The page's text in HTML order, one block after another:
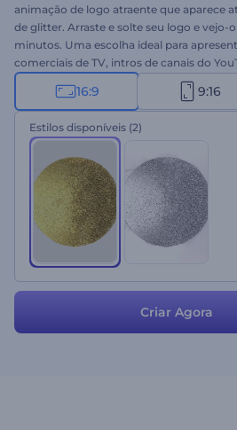
animação de logo atraente que aparece
de glitter. Arraste e solte seu logo e vejo-
minutos. Uma escolha ideal para
comerciais de TV, intros de canais do
apresentações e muito mais.
Cintilantes agora mesmo!
16:9 9:16
Estilos disponíveis (2)
Criar Agora